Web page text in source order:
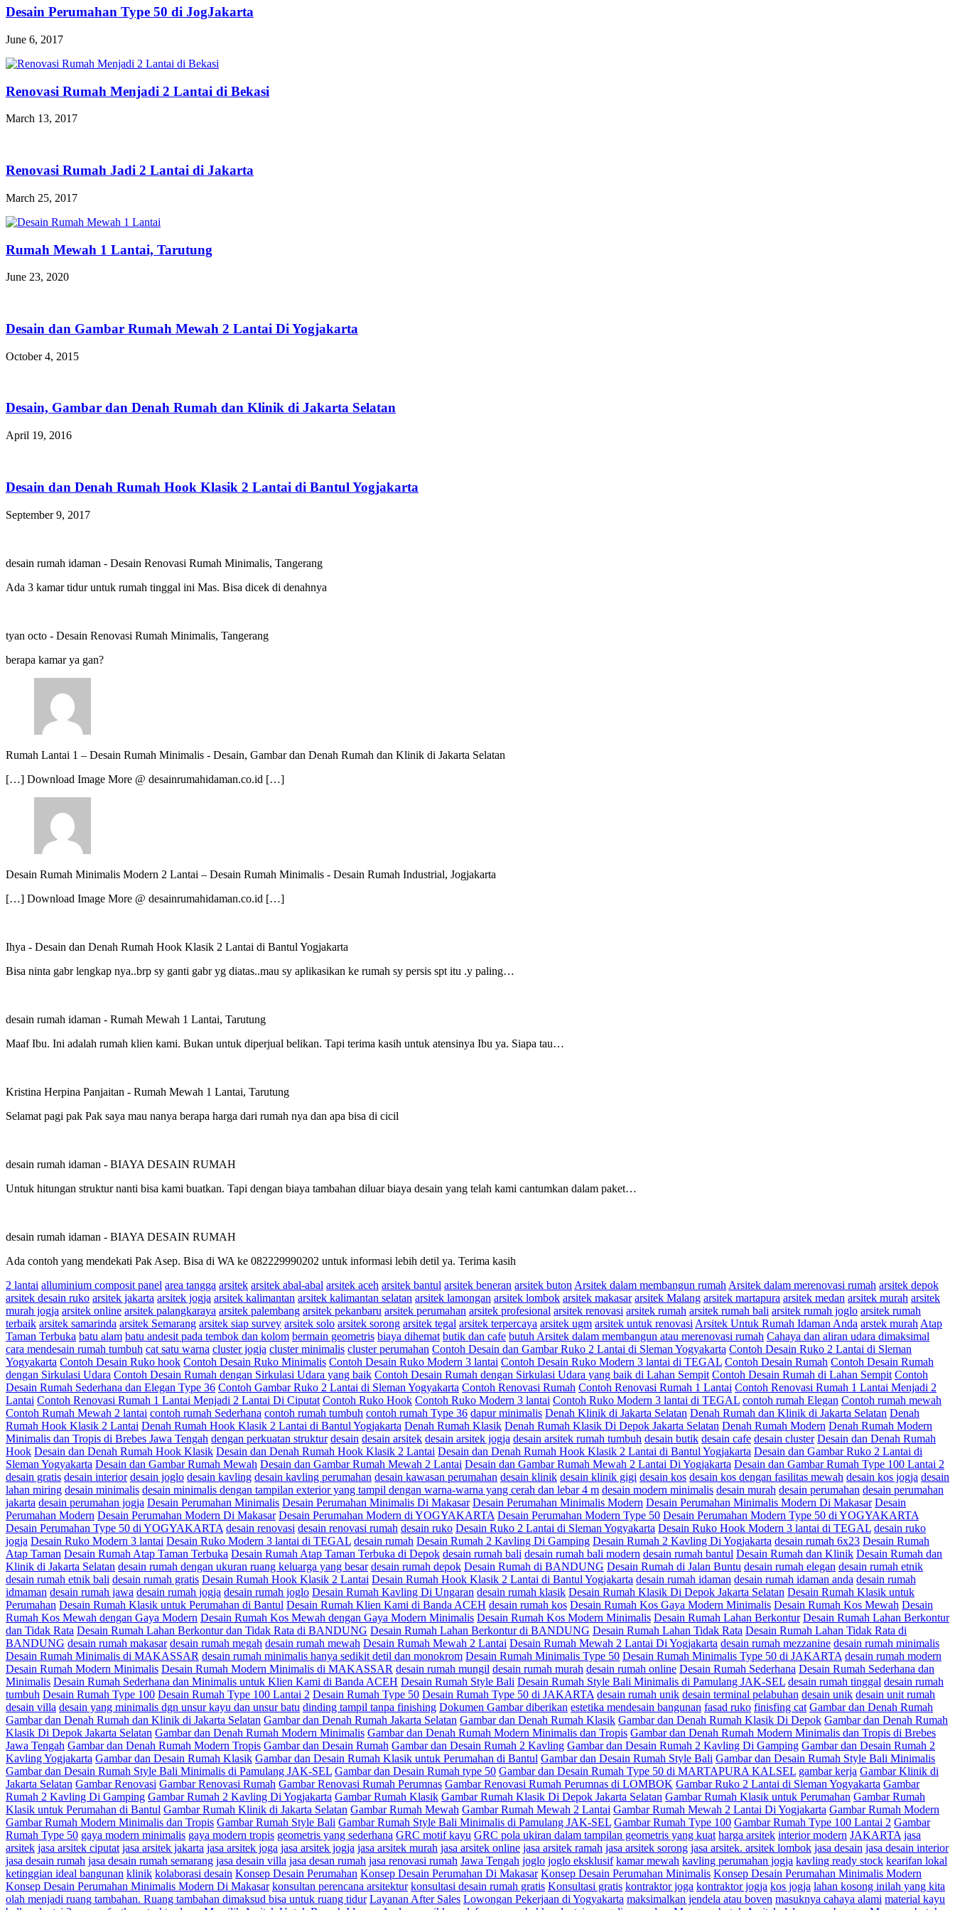
Desain Perumahan Type 50 di JogJakarta
June 6, 2017
Renovasi Rumah Menjadi 2 Lantai di Bekasi
March 13, 2017
Renovasi Rumah Jadi 2 Lantai di Jakarta
March 25, 2017
Rumah Mewah 1 Lantai, Tarutung
June 23, 2020
Desain dan Gambar Rumah Mewah 2 Lantai Di Yogjakarta
October 4, 2015
Desain, Gambar dan Denah Rumah dan Klinik di Jakarta Selatan
April 19, 2016
Desain dan Denah Rumah Hook Klasik 2 Lantai di Bantul Yogjakarta
September 9, 2017
desain rumah idaman - Desain Renovasi Rumah Minimalis, Tangerang
Ada 3 kamar tidur untuk rumah tinggal ini Mas. Bisa dicek di denahnya
tyan octo - Desain Renovasi Rumah Minimalis, Tangerang
berapa kamar ya gan?
Rumah Lantai 1 – Desain Rumah Minimalis - Desain, Gambar dan Denah Rumah dan Klinik di Jakarta Selatan
[…] Download Image More @ desainrumahidaman.co.id […]
Desain Rumah Minimalis Modern 2 Lantai – Desain Rumah Minimalis - Desain Rumah Industrial, Jogjakarta
[…] Download Image More @ desainrumahidaman.co.id […]
Ihya - Desain dan Denah Rumah Hook Klasik 2 Lantai di Bantul Yogjakarta
Bisa ninta gabr lengkap nya..brp sy ganti gabr yg diatas..mau sy aplikasikan ke rumah sy persis spt itu .y paling…
desain rumah idaman - Rumah Mewah 1 Lantai, Tarutung
Maaf Ibu. Ini adalah rumah klien kami. Bukan untuk diperjual belikan. Tapi terima kasih untuk atensinya Ibu ya. Siapa tau…
Kristina Herpina Panjaitan - Rumah Mewah 1 Lantai, Tarutung
Selamat pagi pak Pak saya mau nanya berapa harga dari rumah nya dan apa bisa di cicil
desain rumah idaman - BIAYA DESAIN RUMAH
Untuk hitungan struktur nanti bisa kami buatkan. Tapi dengan biaya tambahan diluar biaya desain yang telah kami cantumkan dalam paket…
desain rumah idaman - BIAYA DESAIN RUMAH
Ada contoh yang mendekati Pak Asep. Bisa di WA ke 082229990202 untuk informasi lebih detil ya. Terima kasih
2 lantai alluminium composit panel area tangga arsitek arsitek abal-abal arsitek aceh arsitek bantul arsitek beneran arsitek buton Arsitek dalam membangun rumah Arsitek dalam merenovasi rumah arsitek depok
arsitek desain ruko arsitek jakarta arsitek jogja arsitek kalimantan arsitek kalimantan selatan arsitek lamongan arsitek lombok arsitek makasar arsitek Malang arsitek martapura arsitek medan arsitek murah arsitek
murah jogja arsitek online arsitek palangkaraya arsitek palembang arsitek pekanbaru arsitek perumahan arsitek profesional arsitek renovasi arsitek rumah arsitek rumah bali arsitek rumah joglo arsitek rumah
terbaik arsitek samarinda arsitek Semarang arsitek siap survey arsitek solo arsitek sorong arsitek tegal arsitek terpercaya arsitek ugm arsitek untuk renovasi Arsitek Untuk Rumah Idaman Anda arstek murah Atap
Taman Terbuka batu alam batu andesit pada tembok dan kolom bermain geometris biaya dihemat butik dan cafe butuh Arsitek dalam membangun atau merenovasi rumah Cahaya dan aliran udara dimaksimal
cara mendesain rumah tumbuh cat satu warna cluster jogja cluster minimalis cluster perumahan Contoh Desain dan Gambar Ruko 2 Lantai di Sleman Yogyakarta Contoh Desain Ruko 2 Lantai di Sleman
Yogyakarta Contoh Desain Ruko hook Contoh Desain Ruko Minimalis Contoh Desain Ruko Modern 3 lantai Contoh Desain Ruko Modern 3 lantai di TEGAL Contoh Desain Rumah Contoh Desain Rumah
dengan Sirkulasi Udara Contoh Desain Rumah dengan Sirkulasi Udara yang baik Contoh Desain Rumah dengan Sirkulasi Udara yang baik di Lahan Sempit Contoh Desain Rumah di Lahan Sempit Contoh
Desain Rumah Sederhana dan Elegan Type 36 Contoh Gambar Ruko 2 Lantai di Sleman Yogyakarta Contoh Renovasi Rumah Contoh Renovasi Rumah 1 Lantai Contoh Renovasi Rumah 1 Lantai Menjadi 2
Lantai Contoh Renovasi Rumah 1 Lantai Menjadi 2 Lantai Di Ciputat Contoh Ruko Hook Contoh Ruko Modern 3 lantai Contoh Ruko Modern 3 lantai di TEGAL contoh rumah Elegan Contoh rumah mewah
Contoh Rumah Mewah 2 lantai contoh rumah Sederhana contoh rumah tumbuh contoh rumah Type 36 dapur minimalis Denah Klinik di Jakarta Selatan Denah Rumah dan Klinik di Jakarta Selatan Denah
Rumah Hook Klasik 2 Lantai Denah Rumah Hook Klasik 2 Lantai di Bantul Yogjakarta Denah Rumah Klasik Denah Rumah Klasik Di Depok Jakarta Selatan Denah Rumah Modern Denah Rumah Modern
Minimalis dan Tropis di Brebes Jawa Tengah dengan perkuatan struktur desain desain arsitek desain arsitek jogja desain arsitek rumah tumbuh desain butik desain cafe desain cluster Desain dan Denah Rumah
Hook Desain dan Denah Rumah Hook Klasik Desain dan Denah Rumah Hook Klasik 2 Lantai Desain dan Denah Rumah Hook Klasik 2 Lantai di Bantul Yogjakarta Desain dan Gambar Ruko 2 Lantai di
Sleman Yogyakarta Desain dan Gambar Rumah Mewah Desain dan Gambar Rumah Mewah 2 Lantai Desain dan Gambar Rumah Mewah 2 Lantai Di Yogjakarta Desain dan Gambar Rumah Type 100 Lantai 2
desain gratis desain interior desain joglo desain kavling desain kavling perumahan desain kawasan perumahan desain klinik desain klinik gigi desain kos desain kos dengan fasilitas mewah desain kos jogja desain
lahan miring desain minimalis desain minimalis dengan tampilan exterior yang tampil dengan warna-warna yang cerah dan lebar 4 m desain modern minimalis desain murah desain perumahan desain perumahan
jakarta desain perumahan jogja Desain Perumahan Minimalis Desain Perumahan Minimalis Di Makasar Desain Perumahan Minimalis Modern Desain Perumahan Minimalis Modern Di Makasar Desain
Perumahan Modern Desain Perumahan Modern Di Makasar Desain Perumahan Modern di YOGYAKARTA Desain Perumahan Modern Type 50 Desain Perumahan Modern Type 50 di YOGYAKARTA
Desain Perumahan Type 50 di YOGYAKARTA desain renovasi desain renovasi rumah desain ruko Desain Ruko 2 Lantai di Sleman Yogyakarta Desain Ruko Hook Modern 3 lantai di TEGAL desain ruko
jogja Desain Ruko Modern 3 lantai Desain Ruko Modern 3 lantai di TEGAL desain rumah Desain Rumah 2 Kavling Di Gamping Desain Rumah 2 Kavling Di Yogjakarta desain rumah 6x23 Desain Rumah
Atap Taman Desain Rumah Atap Taman Terbuka Desain Rumah Atap Taman Terbuka di Depok desain rumah bali desain rumah bali modern desain rumah bantul Desain Rumah dan Klinik Desain Rumah dan
Klinik di Jakarta Selatan desain rumah dengan ukuran ruang keluarga yang besar desain rumah depok Desain Rumah di BANDUNG Desain Rumah di Jalan Buntu desain rumah elegan desain rumah etnik
desain rumah etnik bali desain rumah gratis Desain Rumah Hook Klasik 2 Lantai Desain Rumah Hook Klasik 2 Lantai di Bantul Yogjakarta desain rumah idaman desain rumah idaman anda desain rumah
idmaman desain rumah jawa desain rumah jogja desain rumah joglo Desain Rumah Kavling Di Ungaran desain rumah klasik Desain Rumah Klasik Di Depok Jakarta Selatan Desain Rumah Klasik untuk
Perumahan Desain Rumah Klasik untuk Perumahan di Bantul Desain Rumah Klien Kami di Banda ACEH desain rumah kos Desain Rumah Kos Gaya Modern Minimalis Desain Rumah Kos Mewah Desain
Rumah Kos Mewah dengan Gaya Modern Desain Rumah Kos Mewah dengan Gaya Modern Minimalis Desain Rumah Kos Modern Minimalis Desain Rumah Lahan Berkontur Desain Rumah Lahan Berkontur
dan Tidak Rata Desain Rumah Lahan Berkontur dan Tidak Rata di BANDUNG Desain Rumah Lahan Berkontur di BANDUNG Desain Rumah Lahan Tidak Rata Desain Rumah Lahan Tidak Rata di
BANDUNG desain rumah makasar desain rumah megah desain rumah mewah Desain Rumah Mewah 2 Lantai Desain Rumah Mewah 2 Lantai Di Yogjakarta desain rumah mezzanine desain rumah minimalis
Desain Rumah Minimalis di MAKASSAR desain rumah minimalis hanya sedikit detil dan monokrom Desain Rumah Minimalis Type 50 Desain Rumah Minimalis Type 50 di JAKARTA desain rumah modern
Desain Rumah Modern Minimalis Desain Rumah Modern Minimalis di MAKASSAR desain rumah mungil desain rumah murah desain rumah online Desain Rumah Sederhana Desain Rumah Sederhana dan
Minimalis Desain Rumah Sederhana dan Minimalis untuk Klien Kami di Banda ACEH Desain Rumah Style Bali Desain Rumah Style Bali Minimalis di Pamulang JAK-SEL desain rumah tinggal desain rumah
tumbuh Desain Rumah Type 100 Desain Rumah Type 100 Lantai 2 Desain Rumah Type 50 Desain Rumah Type 50 di JAKARTA desain rumah unik desain terminal pelabuhan desain unik desain unit rumah
desain villa desain yang minimalis dgn unsur kayu dan unsur batu dinding tampil tanpa finishing Dokumen Gambar diberikan estetika mendesain bangunan fasad ruko finisfing cat Gambar dan Denah Rumah
Gambar dan Denah Rumah dan Klinik di Jakarta Selatan Gambar dan Denah Rumah Jakarta Selatan Gambar dan Denah Rumah Klasik Gambar dan Denah Rumah Klasik Di Depok Gambar dan Denah Rumah
Klasik Di Depok Jakarta Selatan Gambar dan Denah Rumah Modern Minimalis Gambar dan Denah Rumah Modern Minimalis dan Tropis Gambar dan Denah Rumah Modern Minimalis dan Tropis di Brebes
Jawa Tengah Gambar dan Denah Rumah Modern Tropis Gambar dan Desain Rumah Gambar dan Desain Rumah 2 Kavling Gambar dan Desain Rumah 2 Kavling Di Gamping Gambar dan Desain Rumah 2
Kavling Yogjakarta Gambar dan Desain Rumah Klasik Gambar dan Desain Rumah Klasik untuk Perumahan di Bantul Gambar dan Desain Rumah Style Bali Gambar dan Desain Rumah Style Bali Minimalis
Gambar dan Desain Rumah Style Bali Minimalis di Pamulang JAK-SEL Gambar dan Desain Rumah type 50 Gambar dan Desain Rumah Type 50 di MARTAPURA KALSEL gambar kerja Gambar Klinik di
Jakarta Selatan Gambar Renovasi Gambar Renovasi Rumah Gambar Renovasi Rumah Perumnas Gambar Renovasi Rumah Perumnas di LOMBOK Gambar Ruko 2 Lantai di Sleman Yogyakarta Gambar
Rumah 2 Kavling Di Gamping Gambar Rumah 2 Kavling Di Yogjakarta Gambar Rumah Klasik Gambar Rumah Klasik Di Depok Jakarta Selatan Gambar Rumah Klasik untuk Perumahan Gambar Rumah
Klasik untuk Perumahan di Bantul Gambar Rumah Klinik di Jakarta Selatan Gambar Rumah Mewah Gambar Rumah Mewah 2 Lantai Gambar Rumah Mewah 2 Lantai Di Yogjakarta Gambar Rumah Modern
Gambar Rumah Modern Minimalis dan Tropis Gambar Rumah Style Bali Gambar Rumah Style Bali Minimalis di Pamulang JAK-SEL Gambar Rumah Type 100 Gambar Rumah Type 100 Lantai 2 Gambar
Rumah Type 50 gaya modern minimalis gaya modern tropis geometris yang sederhana GRC motif kayu GRC pola ukiran dalam tampilan geometris yang kuat harga arsitek interior modern JAKARTA jasa
arsitek jasa arsitek ciputat jasa arsitek jakarta jasa arsitek joga jasa arsitek jogja jasa arsitek murah jasa arsitek online jasa arsitek ramah jasa arsitek sorong jasa arsitek. arsitek lombok jasa desain jasa desain interior
jasa desain rumah jasa desain rumah semarang jasa desain villa jasa desan rumah jasa renovasi rumah Jawa Tengah joglo joglo eksklusif kamar mewah kavling perumahan jogja kavling ready stock kearifan lokal
ketinggian ideal bangunan klinik kolaborasi desain Konsep Desain Perumahan Konsep Desain Perumahan Di Makasar Konsep Desain Perumahan Minimalis Konsep Desain Perumahan Minimalis Modern
Konsep Desain Perumahan Minimalis Modern Di Makasar konsultan perencana arsitektur konsultasi desain rumah gratis Konsultasi gratis kontraktor joga kontraktor jogja kos jogja lahan kosong inilah yang kita
olah menjadi ruang tambahan. Ruang tambahan dimaksud bisa untuk ruang tidur Layanan After Sales Lowongan Pekerjaan di Yogyakarta maksimalkan jendela atau boven masuknya cahaya alami material kayu